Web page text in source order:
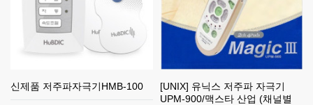
신제품 저주파자극기HMB-100
[UNIX] 유닉스 저주파 자극기
UPM-900/맥스타 산업 (채널별